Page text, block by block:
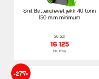
Snit Batteridrevet jekk 40 tonn
150 m.m minimum
26 301
16 125
inkl mva
-27%